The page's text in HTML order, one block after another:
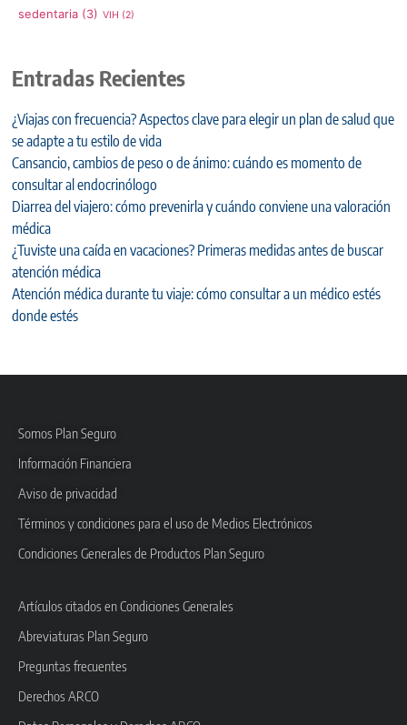
sedentaria (3) VIH (2)
Entradas Recientes
¿Viajas con frecuencia? Aspectos clave para elegir un plan de salud que
se adapte a tu estilo de vida
Cansancio, cambios de peso o de ánimo: cuándo es momento de
consultar al endocrinólogo
Diarrea del viajero: cómo prevenirla y cuándo conviene una valoración
médica
¿Tuviste una caída en vacaciones? Primeras medidas antes de buscar
atención médica
Atención médica durante tu viaje: cómo consultar a un médico estés
donde estés
Somos Plan Seguro
Información Financiera
Aviso de privacidad
Términos y condiciones para el uso de Medios Electrónicos
Condiciones Generales de Productos Plan Seguro
Artículos citados en Condiciones Generales
Abreviaturas Plan Seguro
Preguntas frecuentes
Derechos ARCO